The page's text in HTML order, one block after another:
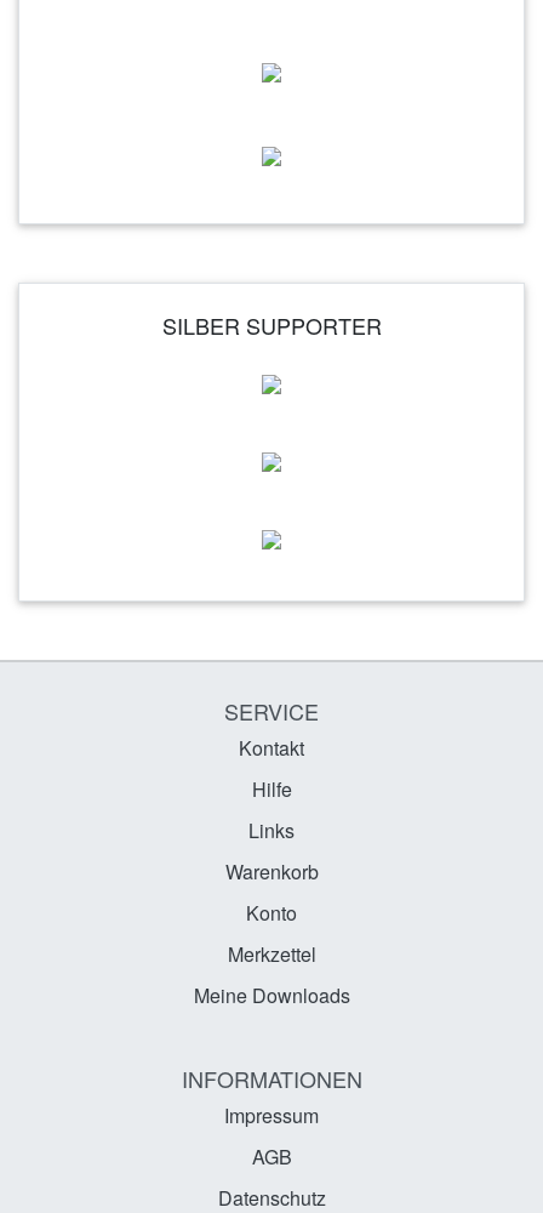
SILBER SUPPORTER
SERVICE
Kontakt
Hilfe
Links
Warenkorb
Konto
Merkzettel
Meine Downloads
INFORMATIONEN
Impressum
AGB
Datenschutz